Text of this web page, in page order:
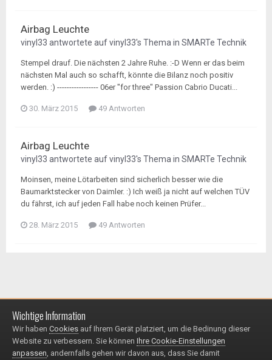
Airbag Leuchte
vinyl33 antwortete aufvinyl33's Thema in SMARTe Technik
Stempel drauf. Die nächsten 2 Jahre Ruhe. :-D Wenn er das beim
nächsten Mal auch so schafft, könnte die Bilanz noch positiv
werden. :) ----------------- 06er "for three" Passion Cabrio Ducati...
30. März 2015 49 Antworten
Airbag Leuchte
vinyl33 antwortete aufvinyl33's Thema in SMARTe Technik
Moinsen, meine Lötarbeiten sind sicherlich besser wie die
Baumarktstecker von Daimler. :) Ich weiß ja nicht auf welchen TÜV
du fährst, ich auf jeden Fall habe noch keinen Prüfer...
28. März 2015 49 Antworten
Impressum / Datenschutzerklärung
© 1999 - 2025
Powered by Invision Community
Wichtige Information
Wir haben Cookies auf Ihrem Gerät platziert, um die Bedinung dieser
Website zu verbessern. Sie können Ihre Cookie-Einstellungen
anpassen, andernfalls gehen wir davon aus, dass Sie damit